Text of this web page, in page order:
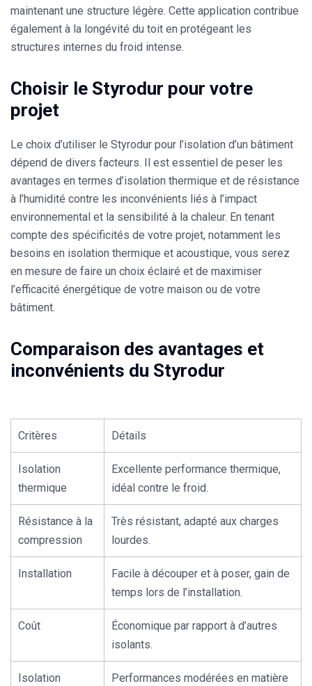
maintenant une structure légère. Cette application contribue
également à la longévité du toit en protégeant les
structures internes du froid intense.
Choisir le Styrodur pour votre
projet
Le choix d’utiliser le Styrodur pour l’isolation d’un bâtiment
dépend de divers facteurs. Il est essentiel de peser les
avantages en termes d’isolation thermique et de résistance
à l’humidité contre les inconvénients liés à l’impact
environnemental et la sensibilité à la chaleur. En tenant
compte des spécificités de votre projet, notamment les
besoins en isolation thermique et acoustique, vous serez
en mesure de faire un choix éclairé et de maximiser
l’efficacité énergétique de votre maison ou de votre
bâtiment.
Comparaison des avantages et
inconvénients du Styrodur
Critères Détails
Isolation
thermique
Excellente performance thermique,
idéal contre le froid.
Résistance à la
compression
Très résistant, adapté aux charges
lourdes.
Installation
Facile à découper et à poser, gain de
temps lors de l’installation.
Coût
Économique par rapport à d’autres
isolants.
Isolation
Performances modérées en matière